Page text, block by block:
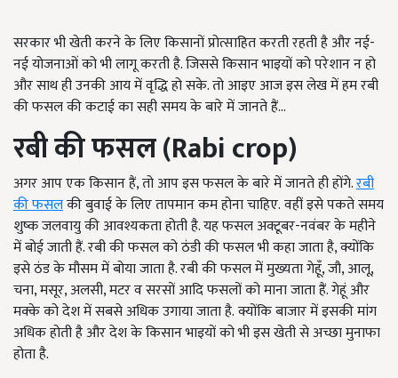
सरकार भी खेती करने के लिए किसानों प्रोत्साहित करती रहती है और नई-
नई योजनाओं को भी लागू करती है. जिससे किसान भाइयों को परेशान न हो
और साथ ही उनकी आय में वृद्धि हो सके. तो आइए आज इस लेख में हम रबी
की फसल की कटाई का सही समय के बारे में जानते हैं...
रबी की फसल(Rabi crop)
अगर आप एक किसान हैं, तो आप इस फसल के बारे में जानते ही होंगे.रबी
की फसलकी बुवाई के लिए तापमान कम होना चाहिए. वहीं इसे पकते समय
शुष्क जलवायु की आवश्यकता होती है. यह फसल अक्टूबर-नवंबर के महीने
में बोई जाती हैं. रबी की फसल को ठंडी की फसल भी कहा जाता है, क्योंकि
इसे ठंड के मौसम में बोया जाता है. रबी की फसल में मुख्यता गेहूँ, जौ, आलू,
चना, मसूर, अलसी, मटर व सरसों आदि फसलों को माना जाता हैं. गेहूं और
मक्के को देश में सबसे अधिक उगाया जाता है. क्योंकि बाजार में इसकी मांग
अधिक होती है और देश के किसान भाइयों को भी इस खेती से अच्छा मुनाफा
होता है.